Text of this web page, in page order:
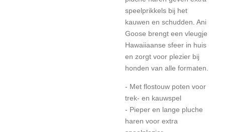
speelprikkels bij het
kauwen en schudden. Ani
Goose brengt een vleugje
Hawaiiaanse sfeer in huis
en zorgt voor plezier bij
honden van alle formaten.
- Met flostouw poten voor
trek- en kauwspel
- Pieper en lange pluche
haren voor extra